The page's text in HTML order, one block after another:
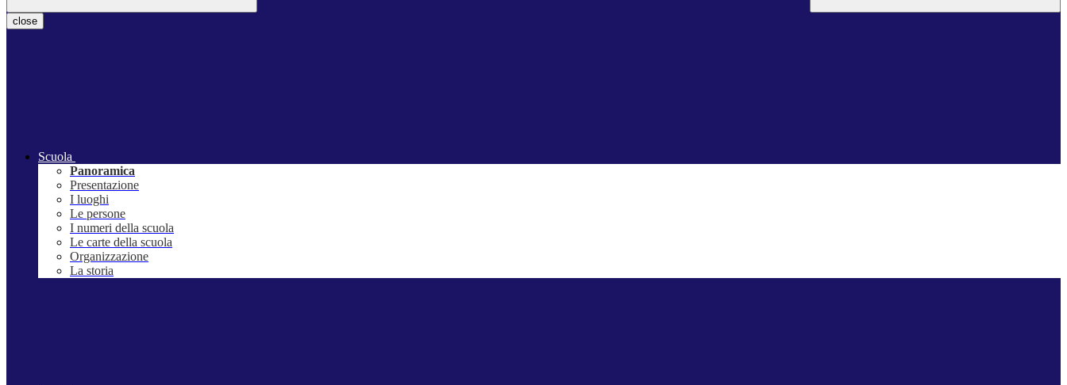
close
Scuola
Panoramica
Presentazione
I luoghi
Le persone
I numeri della scuola
Le carte della scuola
Organizzazione
La storia